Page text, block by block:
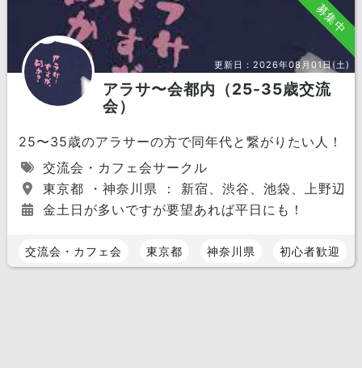
募集中
更新日：2026年08月01日(土)
アラサ〜会都内（25-35歳交流
会）
25〜35歳のアラサーの方で同年代と繋がりたい人！
交流会・カフェ会サークル
東京都 ・神奈川県 ： 新宿、渋谷、池袋、上野辺
金土日が多いですが要望あれば平日にも！
交流会・カフェ会 東京都 神奈川県 初心者歓迎